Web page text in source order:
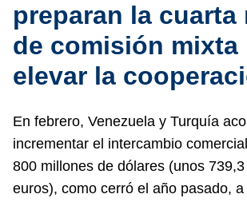
preparan la cuarta
de comisión mixta
elevar la
En febrero, Venezuela y Turquía
incrementar el intercambio
800 millones de dólares (unos
euros), como cerró el año pasado,